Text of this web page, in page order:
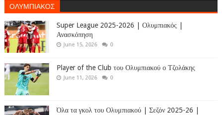
ΟΛΥΜΠΙΑΚΟΣ
Super League 2025-2026 | Ολυμπιακός |
Ανασκόπηση
June 15, 2026 0
Player of the Club του Ολυμπιακού ο Τζολάκης
June 11, 2026 0
Όλα τα γκολ του Ολυμπιακού | Σεζόν 2025-26 |